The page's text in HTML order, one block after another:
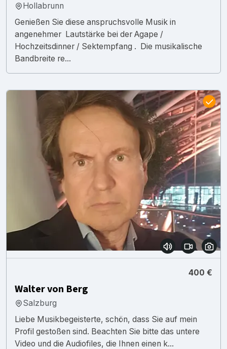
Hollabrunn
Genießen Sie diese anspruchsvolle Musik in
angenehmer Lautstärke bei der Agape /
Hochzeitsdinner / Sektempfang . Die musikalische
Bandbreite re...
400 €
Walter von Berg
Salzburg
Liebe Musikbegeisterte, schön, dass Sie auf mein
Profil gestoßen sind. Beachten Sie bitte das untere
Video und die Audiofiles, die Ihnen einen k...